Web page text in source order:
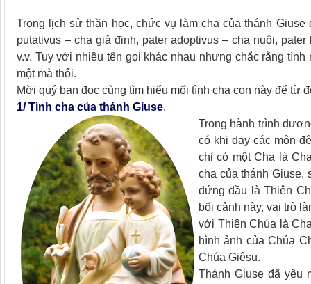
Trong lịch sử thần học, chức vụ làm cha của thánh
putativus – cha giả định, pater adoptivus – cha nuôi,
v.v. Tuy với nhiều tên gọi khác nhau nhưng chắc rằng
một mà thôi.
Mời quý bạn đọc cùng tìm hiểu mối tình cha con này để từ
1/ Tình cha của thánh Giuse.
Trong hành trình
có khi dạy các môn
chỉ có một Cha là
cha của thánh Giuse,
đứng đầu là Thiên
bối cảnh này, vai trò
với Thiên Chúa là
hình ảnh của Chúa
Chúa Giêsu.
Thánh Giuse đã yêu